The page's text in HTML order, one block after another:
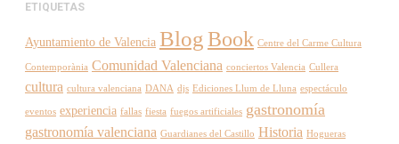
ETIQUETAS
Ayuntamiento de Valencia BlogBook Centre del Carme Cultura
Contemporània Comunidad Valenciana conciertos Valencia Cullera
cultura cultura valenciana DANA djs Ediciones Llum de Lluna espectáculo
eventos experiencia fallas fiesta fuegos artificiales gastronomía
gastronomía valenciana Guardianes del Castillo Historia Hogueras